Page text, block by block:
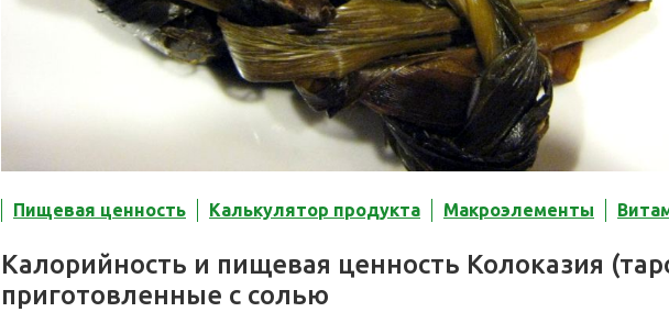
Пищевая ценность Калькулятор продукта Макроэлементы
Калорийность и пищевая ценность Колоказия
приготовленные с солью